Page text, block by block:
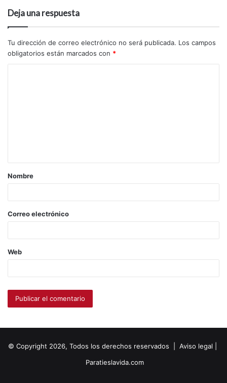
Deja una respuesta
Tu dirección de correo electrónico no será publicada. Los campos
obligatorios están marcados con *
Nombre
Correo electrónico
Web
© Copyright 2026, Todos los derechos reservados | Aviso legal
Paratieslavida.com